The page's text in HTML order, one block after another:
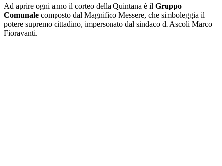
Ad aprire ogni anno il corteo della Quintana è il Gruppo
Comunale composto dal Magnifico Messere, che simboleggia il
potere supremo cittadino, impersonato dal sindaco di Ascoli Marco
Fioravanti.